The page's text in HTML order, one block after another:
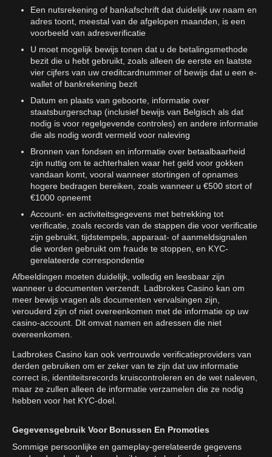
Een nutsrekening of bankafschrift dat duidelijk uw naam en
adres toont, meestal van de afgelopen maanden, is een
voorbeeld van adresverificatie
U moet mogelijk bewijs tonen dat u de betalingsmethode
bezit die u hebt gebruikt, zoals alleen de eerste en laatste
vier cijfers van uw creditcardnummer of bewijs dat u een e-
wallet of bankrekening bezit
Datum en plaats van geboorte, informatie over
staatsburgerschap (inclusief bewijs van Belgisch als dat
nodig is voor regelgevende controles) en andere informatie
die als nodig wordt vermeld voor naleving
Bronnen van fondsen en informatie over betaalbaarheid
zijn nuttig om te achterhalen waar het geld voor gokken
vandaan komt, vooral wanneer stortingen of opnames
hogere bedragen bereiken, zoals wanneer u €500 stort of
€1000 opneemt
Account- en activiteitsgegevens met betrekking tot
verificatie, zoals records van de stappen die voor verificatie
zijn gebruikt, tijdstempels, apparaat- of aanmeldsignalen
die worden gebruikt om fraude te stoppen, en KYC-
gerelateerde correspondentie
Afbeeldingen moeten duidelijk, volledig en leesbaar zijn
wanneer u documenten verzendt. Ladbrokes Casino kan om
meer bewijs vragen als documenten vervalsingen zijn,
verouderd zijn of niet overeenkomen met de informatie op uw
casino-account. Dit omvat namen en adressen die niet
overeenkomen.
Ladbrokes Casino kan ook vertrouwde verificatieproviders van
derden gebruiken om er zeker van te zijn dat uw informatie
correct is, identiteitsrecords kruiscontroleren en de wet naleven,
maar ze zullen alleen de informatie verzamelen die ze nodig
hebben voor het KYC-doel.
Gegevensgebruik Voor Bonussen En Promoties
Sommige persoonlijke en gameplay-gerelateerde gegevens